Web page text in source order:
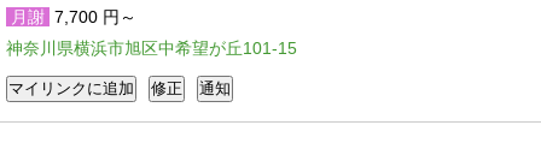
月謝 7,700 円～
神奈川県横浜市旭区中希望が丘101-15